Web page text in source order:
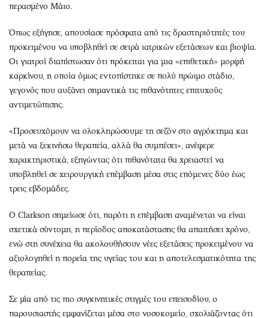
περασμένο Μάιο.
Όπως εξήγησε, απουσίασε πρόσφατα από τις δραστηριότητές του
προκειμένου να υποβληθεί σε σειρά ιατρικών εξετάσεων και βιοψία.
Οι γιατροί διαπίστωσαν ότι πρόκειται για μια «επιθετική» μορφή
καρκίνου, η οποία όμως εντοπίστηκε σε πολύ πρώιμο στάδιο,
γεγονός που αυξάνει σημαντικά τις πιθανότητες επιτυχούς
αντιμετώπισης.
«Προσευχόμουν να ολοκληρώσουμε τη σεζόν στο αγρόκτημα και
μετά να ξεκινήσω θεραπεία, αλλά θα συμπέσει», ανέφερε
χαρακτηριστικά, εξηγώντας ότι πιθανότατα θα χρειαστεί να
υποβληθεί σε χειρουργική επέμβαση μέσα στις επόμενες δύο έως
τρεις εβδομάδες.
Ο Clarkson σημείωσε ότι, παρότι η επέμβαση αναμένεται να είναι
σχετικά σύντομη, η περίοδος αποκατάστασης θα απαιτήσει χρόνο,
ενώ στη συνέχεια θα ακολουθήσουν νέες εξετάσεις προκειμένου να
αξιολογηθεί η πορεία της υγείας του και η αποτελεσματικότητα της
θεραπείας.
Σε μία από τις πιο συγκινητικές στιγμές του επεισοδίου, ο
παρουσιαστής εμφανίζεται μέσα στο νοσοκομείο, σχολιάζοντας ότι